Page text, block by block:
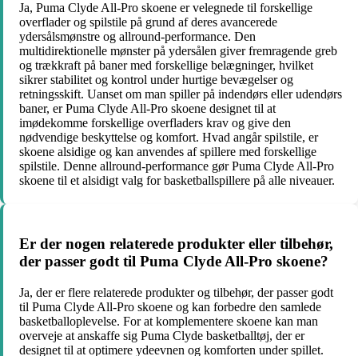
Ja, Puma Clyde All-Pro skoene er velegnede til forskellige
overflader og spilstile på grund af deres avancerede
ydersålsmønstre og allround-performance. Den
multidirektionelle mønster på ydersålen giver fremragende greb
og trækkraft på baner med forskellige belægninger, hvilket
sikrer stabilitet og kontrol under hurtige bevægelser og
retningsskift. Uanset om man spiller på indendørs eller udendørs
baner, er Puma Clyde All-Pro skoene designet til at
imødekomme forskellige overfladers krav og give den
nødvendige beskyttelse og komfort. Hvad angår spilstile, er
skoene alsidige og kan anvendes af spillere med forskellige
spilstile. Denne allround-performance gør Puma Clyde All-Pro
skoene til et alsidigt valg for basketballspillere på alle niveauer.
Er der nogen relaterede produkter eller tilbehør,
der passer godt til Puma Clyde All-Pro skoene?
Ja, der er flere relaterede produkter og tilbehør, der passer godt
til Puma Clyde All-Pro skoene og kan forbedre den samlede
basketballoplevelse. For at komplementere skoene kan man
overveje at anskaffe sig Puma Clyde basketballtøj, der er
designet til at optimere ydeevnen og komforten under spillet.